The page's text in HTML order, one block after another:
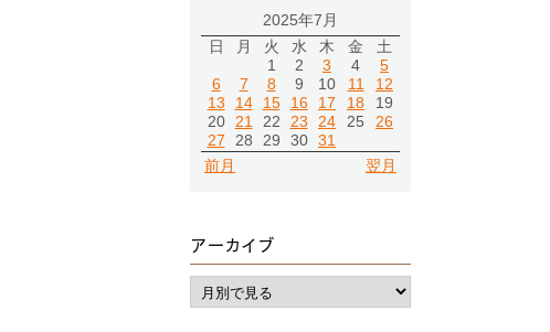
2025年7月
日
月 火 水 木 金
土
1
2 3 4
5
6
7 8 9 10 11
12
13
14 15 16 17 18
19
20
21 22 23 24 25
26
27
28 29 30
31
前月
翌月
アーカイブ